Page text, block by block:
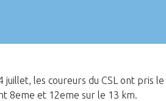
juillet, les coureurs du CSL ont pris
8eme et 12eme sur le 13 km.